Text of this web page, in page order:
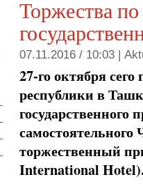
Торжества
07.11.2016 / 10:03 |
27-го октября
республики в
самостоятельного
торжественный
International